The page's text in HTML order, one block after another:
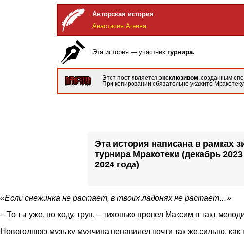
Авторская история
Анастасия Агеева
Эта история — участник турнира.
Этот пост является эксклюзивом , созданным
При копировании обязательно укажите Мракотеку
Эта история написана в рамках
турнира Мракотеки (декабрь
2024 года)
«Если снежинка не растает, в твоих ладонях не растает…»
– То ты уже, по ходу, труп, – тихонько пропел Максим в такт
Новогоднюю музыку мужчина ненавидел почти так же сильно,